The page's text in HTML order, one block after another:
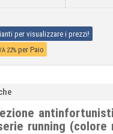
per visualizzare i prezzi!
22% per Paio
running (colore